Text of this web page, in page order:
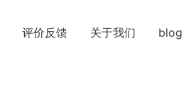
评价反馈 关于我们 blog